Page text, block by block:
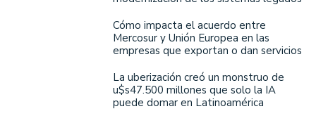
Cómo impacta el acuerdo entre
Mercosur y Unión Europea en las
empresas que exportan o dan servicios
La uberización creó un monstruo de
u$s47.500 millones que solo la IA
puede domar en Latinoamérica